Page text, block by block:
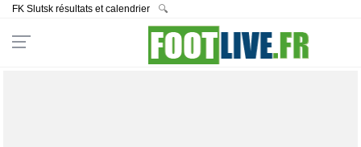
FK Slutsk résultats et calendrier 🔍